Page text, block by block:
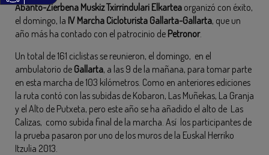
Abanto-Zierbena Muskiz Txirrindulari Elkartea organizó con éxito,
el domingo, la IV Marcha Cicloturista Gallarta-Gallarta, que un
año más ha contado con el patrocinio de Petronor.
Un total de 161 ciclistas se reunieron, el domingo, en el
ambulatorio de Gallarta, a las 9 de la mañana, para tomar parte
en esta marcha de 103 kilómetros. Como en anteriores ediciones
la ruta contó con las subidas de Kobaron, Las Muñekas, La Granja
y el Alto de Putxeta, pero este año se ha añadido el alto de Las
Calizas, como subida final de la marcha. Así los participantes de
la prueba pasaron por uno de los muros de la Euskal Herriko
Itzulia 2013.